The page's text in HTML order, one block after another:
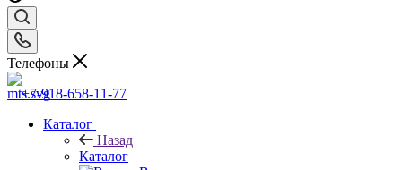
Телефоны
+7-918-658-11-77
Каталог
Назад
Каталог